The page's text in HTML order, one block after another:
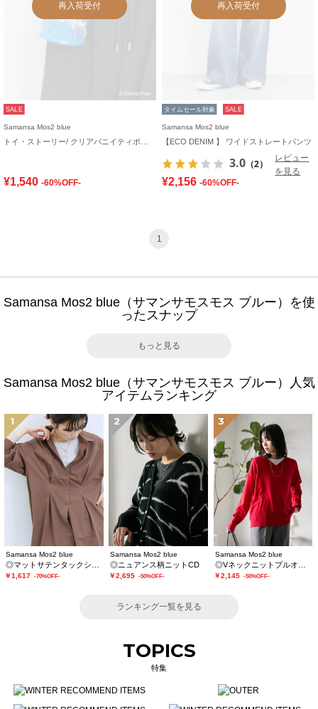
再入荷受付
SALE
Samansa Mos2 blue
¥1,540 -60%OFF-
再入荷受付
タイムセール対象 SALE
Samansa Mos2 blue
【ECO DENIM 】 ワイドストレートパンツ
3.0 （2）
レビュー
を見る
¥2,156 -60%OFF-
1
Samansa Mos2 blue（サマンサモスモス ブルー）を使
ったスナップ
もっと見る
Samansa Mos2 blue（サマンサモスモス ブルー）人気
アイテムランキング
1
Samansa Mos2 blue
￥1,617 -70%OFF-
2
Samansa Mos2 blue
◎ニュアンス柄ニットCD
￥2,695 -50%OFF-
3
Samansa Mos2 blue
￥2,145 -50%OFF-
ランキング一覧を見る
TOPICS
特集